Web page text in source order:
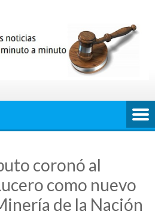
coronó al
como nuevo
de la Nación